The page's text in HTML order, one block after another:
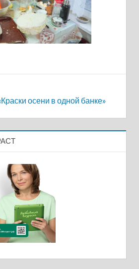
осени в одной банке»